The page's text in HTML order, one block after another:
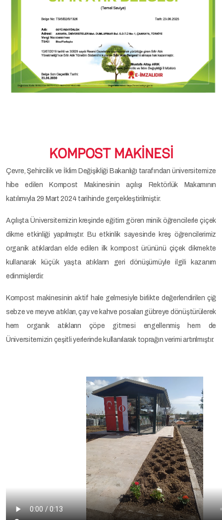
KOMPOST MAKİNESİ
Çevre, Şehircilik ve İklim Değişikliği Bakanlığı tarafından üniversitemize
hibe edilen Kompost Makinesinin açılışı Rektörlük Makamının
katılımıyla 29 Mart 2024 tarihinde gerçekleştirilmiştir.
Açılışta Üniversitemizin kreşinde eğitim gören minik öğrencilerle çiçek
dikme etkinliği yapılmıştır. Bu etkinlik sayesinde kreş öğrencilerimiz
organik atıklardan elde edilen ilk kompost ürününü çiçek dikmekte
kullanarak küçük yaşta atıkların geri dönüşümüyle ilgili kazanım
edinmişlerdir.
Kompost makinesinin aktif hale gelmesiyle birlikte değerlendirilen çiğ
sebze ve meyve atıkları, çay ve kahve posaları gübreye dönüştürülerek
hem organik atıkların çöpe gitmesi engellenmiş hem de
Üniversitemizin çeşitli yerlerinde kullanılarak toprağın verimi artırılmıştır.